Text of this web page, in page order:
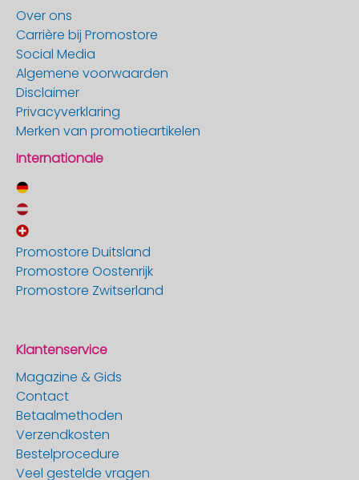
Over ons
Carrière bij Promostore
Social Media
Algemene voorwaarden
Disclaimer
Privacyverklaring
Merken van promotieartikelen
Internationale
Promostore Duitsland
Promostore Oostenrijk
Promostore Zwitserland
Klantenservice
Magazine & Gids
Contact
Betaalmethoden
Verzendkosten
Bestelprocedure
Veel gestelde vragen